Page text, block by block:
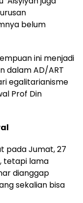
belum
ini menjadi
dalam AD/ART
egalitarianisme
Prof Din
pada Jumat, 27
tetapi lama
dianggap
sekalian bisa